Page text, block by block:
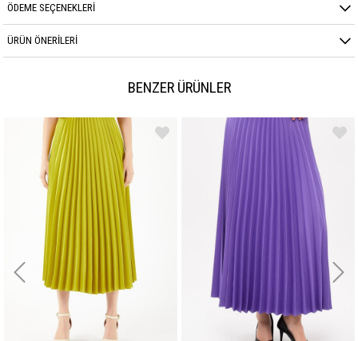
Kumaş Cinsi
ÖDEME SEÇENEKLERI
ÜRÜN ÖNERILERI
BENZER ÜRÜNLER